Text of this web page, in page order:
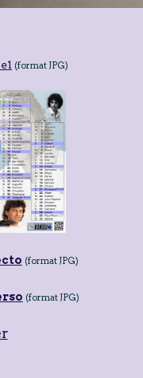
(format JPG)
(format JPG)
(format JPG)